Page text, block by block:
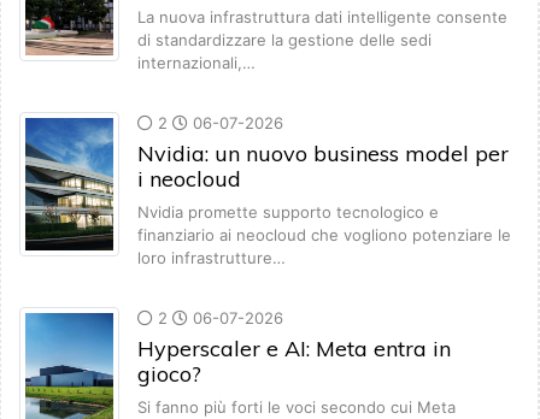
La nuova infrastruttura dati intelligente consente
di standardizzare la gestione delle sedi
internazionali,…
2 06-07-2026
Nvidia: un nuovo business model per
i neocloud
Nvidia promette supporto tecnologico e
finanziario ai neocloud che vogliono potenziare le
loro infrastrutture…
2 06-07-2026
Hyperscaler e AI: Meta entra in
gioco?
Si fanno più forti le voci secondo cui Meta